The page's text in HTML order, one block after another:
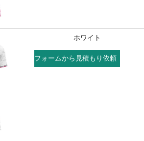
ホワイト
フォームから見積もり依頼